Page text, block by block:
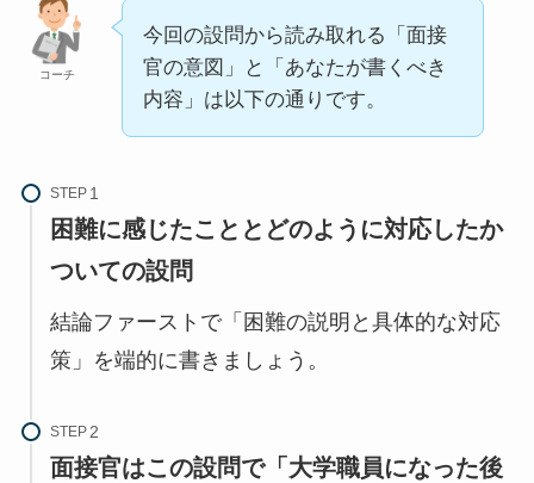
コーチ
今回の設問から読み取れる「面接
官の意図」と「あなたが書くべき
内容」は以下の通りです。
STEP
困難に感じたこととどのように対応したか
ついての設問
結論ファーストで「困難の説明と具体的な対応
策」を端的に書きましょう。
STEP
面接官はこの設問で「大学職員になった後